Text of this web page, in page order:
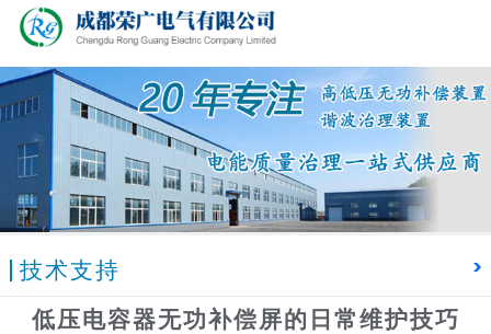
技术支持
低压电容器无功补偿屏的日常维护技巧